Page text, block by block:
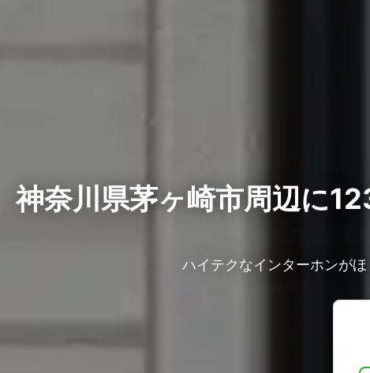
神奈川県茅ヶ崎市周辺に
ハイテクなインターホンが